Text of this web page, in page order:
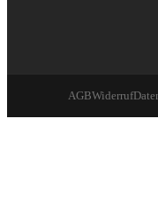
AGBWiderruf